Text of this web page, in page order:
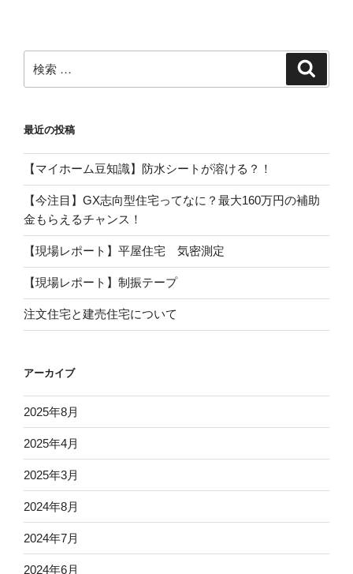
索:
最近の投稿
【マイホーム豆知識】防水シートが溶ける？！
【今注目】GX志向型住宅ってなに？最大160万円の補助
金もらえるチャンス！
【現場レポート】平屋住宅 気密測定
【現場レポート】制振テープ
注文住宅と建売住宅について
アーカイブ
2025年8月
2025年4月
2025年3月
2024年8月
2024年7月
2024年6月